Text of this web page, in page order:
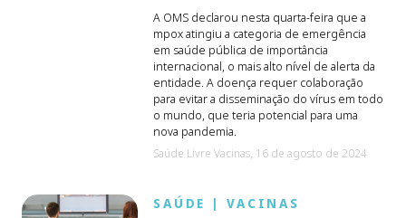
A OMS declarou nesta quarta-feira que a
mpox atingiu a categoria de emergência
em saúde pública de importância
internacional, o mais alto nível de alerta da
entidade. A doença requer colaboração
para evitar a disseminação do vírus em todo
o mundo, que teria potencial para uma
nova pandemia.
Saúde Livre Vacinas, 16 de agosto de 2024
SAÚDE | VACINAS